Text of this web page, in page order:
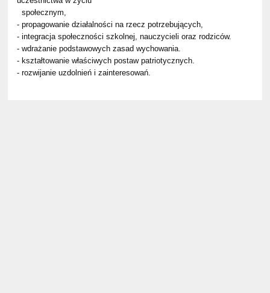
społecznym,
- propagowanie działalności na rzecz potrzebujących,
- integracja społeczności szkolnej, nauczycieli oraz rodziców.
- wdrażanie podstawowych zasad wychowania.
- kształtowanie właściwych postaw patriotycznych.
- rozwijanie uzdolnień i zainteresowań.